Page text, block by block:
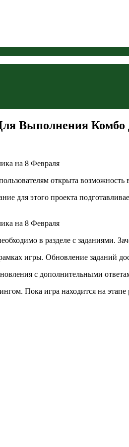
Выполнения
открыта
для этого проекта
в разделе с заданиями.
игры. Обновление заданий
с дополнительными
Пока игра находится на